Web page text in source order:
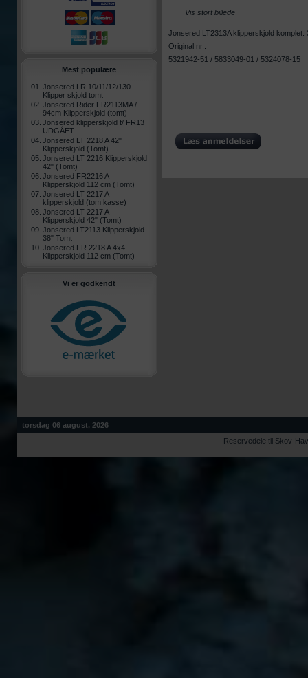
Mest populære
01. Jonsered LR 10/11/12/130
Klipper skjold tomt
02. Jonsered Rider FR2113MA /
94cm Klipperskjold (tomt)
03. Jonsered klipperskjold t/ FR13
UDGÅET
04. Jonsered LT 2218 A 42"
Klipperskjold (Tomt)
05. Jonsered LT 2216 Klipperskjold
42" (Tomt)
06. Jonsered FR2216 A
Klipperskjold 112 cm (Tomt)
07. Jonsered LT 2217 A
klipperskjold (tom kasse)
08. Jonsered LT 2217 A
Klipperskjold 42" (Tomt)
09. Jonsered LT2113 Klipperskjold
38" Tomt
10. Jonsered FR 2218 A 4x4
Klipperskjold 112 cm (Tomt)
Vi er godkendt
Vis stort billede
Jonsered LT2313A klipperskjold komplet.
Original nr.:
5321942-51 / 5833049-01 / 5324078-15
torsdag 06 august, 2026
Reservedele til Skov-